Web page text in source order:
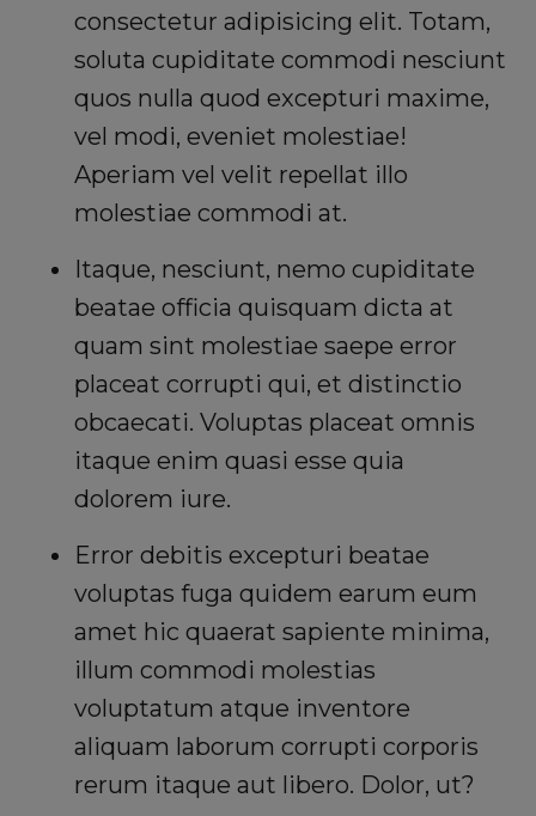
consectetur adipisicing elit. Totam,
soluta cupiditate commodi nesciunt
quos nulla quod excepturi maxime,
vel modi, eveniet molestiae!
Aperiam vel velit repellat illo
molestiae commodi at.
Itaque, nesciunt, nemo cupiditate
beatae officia quisquam dicta at
quam sint molestiae saepe error
placeat corrupti qui, et distinctio
obcaecati. Voluptas placeat omnis
itaque enim quasi esse quia
dolorem iure.
Error debitis excepturi beatae
voluptas fuga quidem earum eum
amet hic quaerat sapiente minima,
illum commodi molestias
voluptatum atque inventore
aliquam laborum corrupti corporis
rerum itaque aut libero. Dolor, ut?